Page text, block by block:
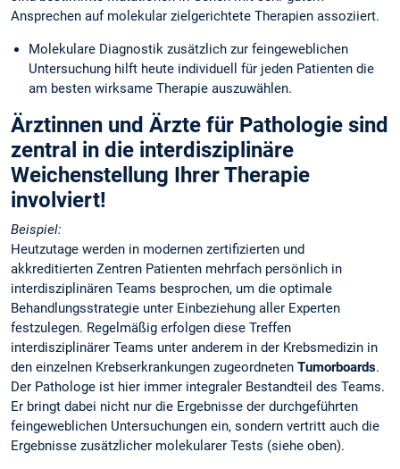
Ansprechen auf molekular zielgerichtete Therapien assoziiert.
Molekulare Diagnostik zusätzlich zur feingeweblichen
Untersuchung hilft heute individuell für jeden Patienten die
am besten wirksame Therapie auszuwählen.
Ärztinnen und Ärzte für Pathologie sind
zentral in die interdisziplinäre
Weichenstellung Ihrer Therapie
involviert!
Beispiel:
Heutzutage werden in modernen zertifizierten und
akkreditierten Zentren Patienten mehrfach persönlich in
interdisziplinären Teams besprochen, um die optimale
Behandlungsstrategie unter Einbeziehung aller Experten
festzulegen. Regelmäßig erfolgen diese Treffen
interdisziplinärer Teams unter anderem in der Krebsmedizin in
den einzelnen Krebserkrankungen zugeordneten Tumorboards.
Der Pathologe ist hier immer integraler Bestandteil des Teams.
Er bringt dabei nicht nur die Ergebnisse der durchgeführten
feingeweblichen Untersuchungen ein, sondern vertritt auch die
Ergebnisse zusätzlicher molekularer Tests (siehe oben).